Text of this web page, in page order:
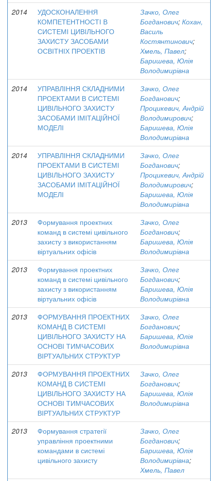
2014
УДОСКОНАЛЕННЯ
КОМПЕТЕНТНОСТІ В
СИСТЕМІ ЦИВІЛЬНОГО
ЗАХИСТУ ЗАСОБАМИ
ОСВІТНІХ ПРОЕКТІВ
Зачко, Олег
Богданович; Кохан,
Василь
Костянтинович;
Хмель, Павел;
Баришева, Юлія
Володимирівна
2014
УПРАВЛІННЯ СКЛАДНИМИ
ПРОЕКТАМИ В СИСТЕМІ
ЦИВІЛЬНОГО ЗАХИСТУ
ЗАСОБАМИ ІМІТАЦІЙНОЇ
МОДЕЛІ
Зачко, Олег
Богданович;
Процикевич, Андрій
Володимирович;
Баришева, Юлія
Володимирівна
2014
УПРАВЛІННЯ СКЛАДНИМИ
ПРОЕКТАМИ В СИСТЕМІ
ЦИВІЛЬНОГО ЗАХИСТУ
ЗАСОБАМИ ІМІТАЦІЙНОЇ
МОДЕЛІ
Зачко, Олег
Богданович;
Процикевич, Андрій
Володимирович;
Баришева, Юлія
Володимирівна
2013
Формування проектних
команд в системі цивільного
захисту з використанням
віртуальних офісів
Зачко, Олег
Богданович;
Баришева, Юлія
Володимирівна
2013
Формування проектних
команд в системі цивільного
захисту з використанням
віртуальних офісів
Зачко, Олег
Богданович;
Баришева, Юлія
Володимирівна
2013
ФОРМУВАННЯ ПРОЕКТНИХ
КОМАНД В СИСТЕМІ
ЦИВІЛЬНОГО ЗАХИСТУ НА
ОСНОВІ ТИМЧАСОВИХ
ВІРТУАЛЬНИХ СТРУКТУР
Зачко, Олег
Богданович;
Баришева, Юлія
Володимирівна
2013
ФОРМУВАННЯ ПРОЕКТНИХ
КОМАНД В СИСТЕМІ
ЦИВІЛЬНОГО ЗАХИСТУ НА
ОСНОВІ ТИМЧАСОВИХ
ВІРТУАЛЬНИХ СТРУКТУР
Зачко, Олег
Богданович;
Баришева, Юлія
Володимирівна
2013
Формування стратегії
управління проектними
командами в системі
цивільного захисту
Зачко, Олег
Богданович;
Баришева, Юлія
Володимирівна;
Хмель, Павел